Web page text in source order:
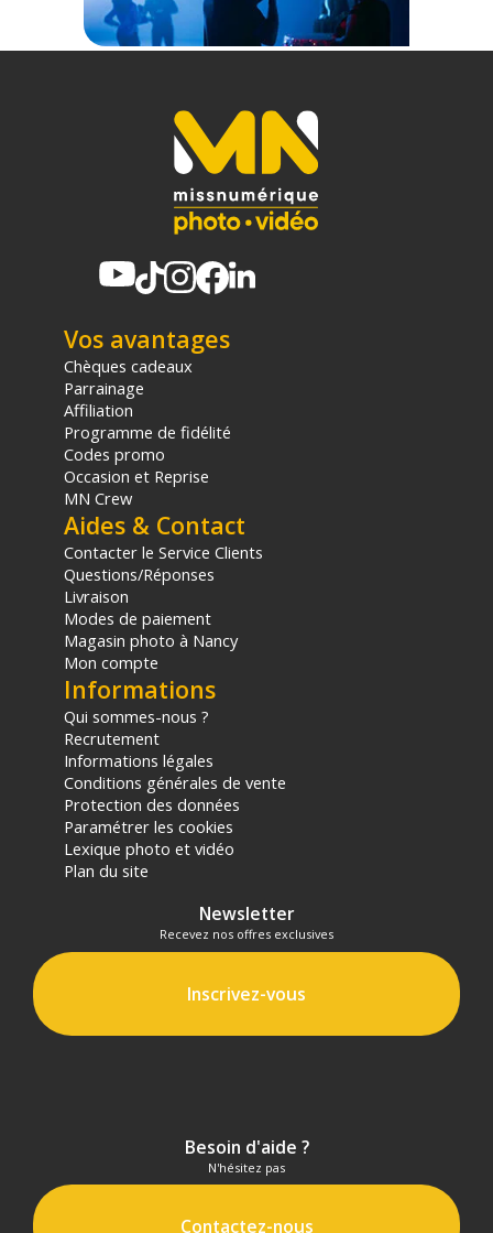
Fonction de charge sans fil : Non
Tension d'entrée : 230 V/AC
Poids : 82 g
CONTENU DU CARTON
1x Chargeur USB pour prise murale à 4 ports USB 2.0 type A -
Blanc
Code EAN Ansmann HC430 adaptateur secteur 4xUSB
3000mA blanc - Chargeur de batterie - Achat et prix :
4013674176694
(1) Nombre de points Fidélité estimés, hors remises au panier, basé
sur le prix TTC en €, les points seront effectivement calculés dans le
panier.
Vos avantages
Chèques cadeaux
Parrainage
Affiliation
Programme de fidélité
Codes promo
Occasion et Reprise
MN Crew
Aides & Contact
Contacter le Service Clients
Questions/Réponses
Livraison
Modes de paiement
Magasin photo à Nancy
Mon compte
Informations
Qui sommes-nous ?
Recrutement
Informations légales
Conditions générales de vente
Protection des données
Paramétrer les cookies
Lexique photo et vidéo
Plan du site
Newsletter
Recevez nos offres exclusives
Inscrivez-vous
Besoin d'aide ?
N'hésitez pas
Contactez-nous